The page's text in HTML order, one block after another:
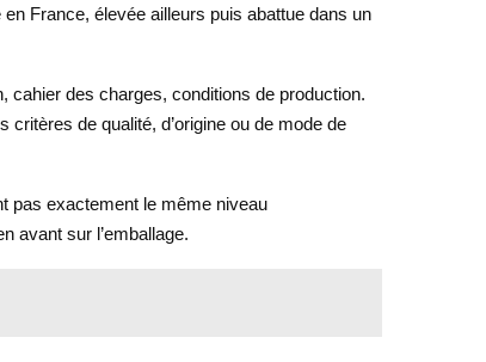
France, élevée ailleurs puis abattue dans un
cahier des charges, conditions de production.
de qualité, d’origine ou de mode de
pas exactement le même niveau
avant sur l’emballage.